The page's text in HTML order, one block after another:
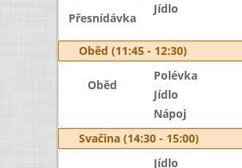
Přesnídávka
Jídlo
Oběd (11:45 - 12:30)
Oběd
Polévka
Jídlo
Nápoj
Svačina (14:30 - 15:00)
Jídlo